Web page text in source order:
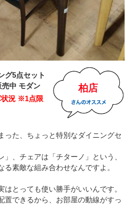
柏店
グ5点セット
中 モダン
状況 ※1点限
った、ちょっと特別なダイニングセ
」、チェアは「チターノ」という、
素敵な組み合わせなんですよ。
はとっても使い勝手がいいんです。
置できるから、お部屋の動線がすっ